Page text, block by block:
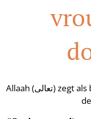
Allaah (تعالى) zegt als beschrijving over de dienaren van